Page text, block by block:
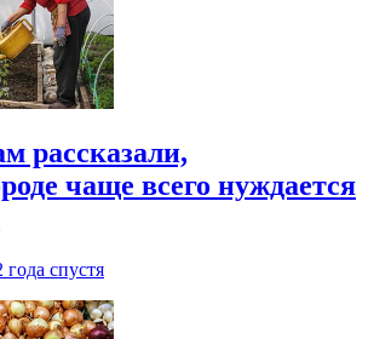
рассказали,
чаще всего нуждается
года спустя